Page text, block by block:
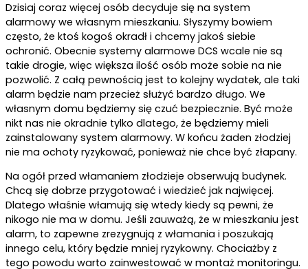
Dzisiaj coraz więcej osób decyduje się na system
alarmowy we własnym mieszkaniu. Słyszymy bowiem
często, że ktoś kogoś okradł i chcemy jakoś siebie
ochronić. Obecnie systemy alarmowe DCS wcale nie są
takie drogie, więc większa ilość osób może sobie na nie
pozwolić. Z całą pewnością jest to kolejny wydatek, ale taki
alarm będzie nam przecież służyć bardzo długo. We
własnym domu będziemy się czuć bezpiecznie. Być może
nikt nas nie okradnie tylko dlatego, że będziemy mieli
zainstalowany system alarmowy. W końcu żaden złodziej
nie ma ochoty ryzykować, ponieważ nie chce być złapany.
Na ogół przed włamaniem złodzieje obserwują budynek.
Chcą się dobrze przygotować i wiedzieć jak najwięcej.
Dlatego właśnie włamują się wtedy kiedy są pewni, że
nikogo nie ma w domu. Jeśli zauważą, że w mieszkaniu jest
alarm, to zapewne zrezygnują z włamania i poszukają
innego celu, który będzie mniej ryzykowny. Chociażby z
tego powodu warto zainwestować w montaż monitoringu.